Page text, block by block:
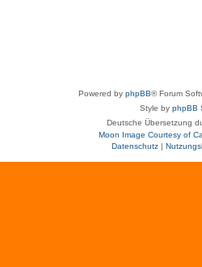
Powered by phpBB® Forum
Style by phpBB
Deutsche Übersetzung
Moon Image Courtesy of
Datenschutz|